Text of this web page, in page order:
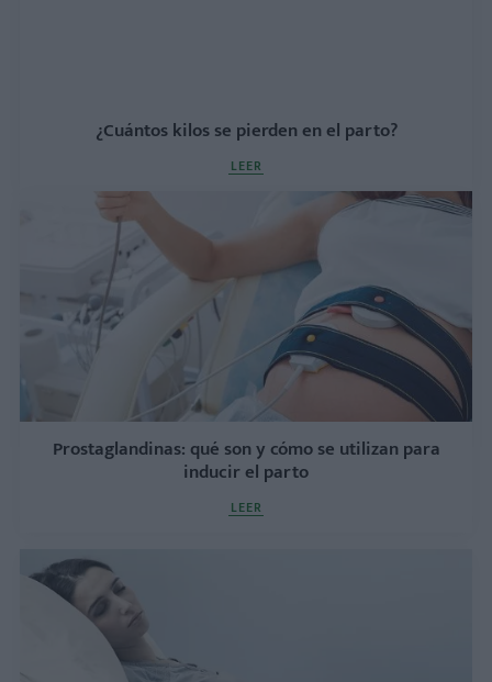
¿Cuántos kilos se pierden en el parto?
LEER
Prostaglandinas: qué son y cómo se utilizan para
inducir el parto
LEER